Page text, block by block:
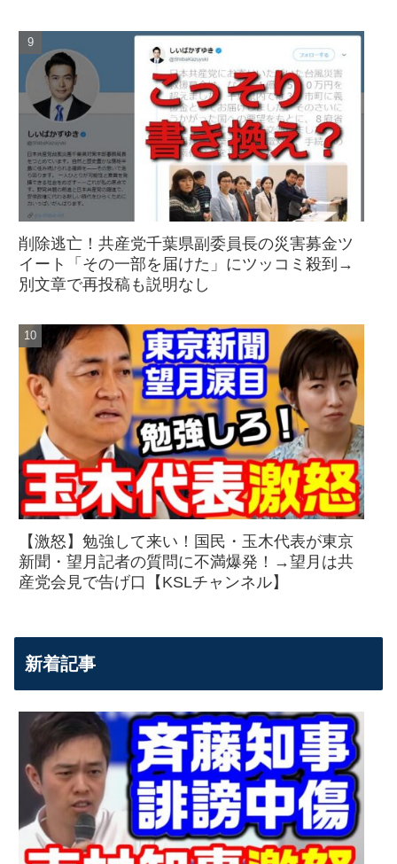
削除逃亡！共産党千葉県副委員長の災害募金ツ
イート「その一部を届けた」にツッコミ殺到→
別文章で再投稿も説明なし
【激怒】勉強して来い！国民・玉木代表が東京
新聞・望月記者の質問に不満爆発！→望月は共
産党会見で告げ口【KSLチャンネル】
新着記事